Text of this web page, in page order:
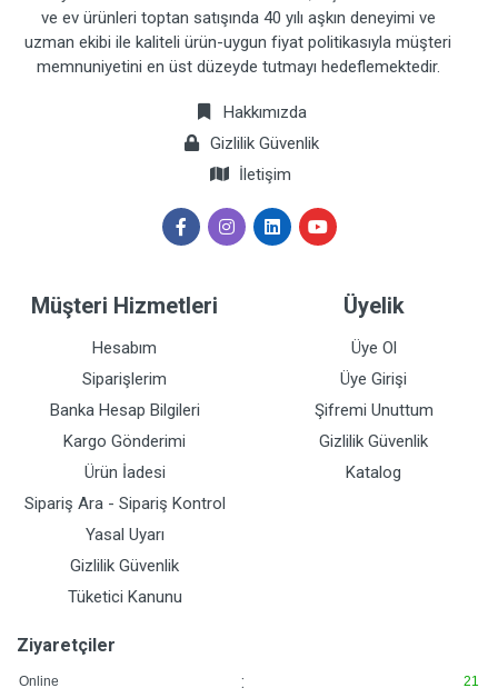
ve ev ürünleri toptan satışında 40 yılı aşkın deneyimi ve
uzman ekibi ile kaliteli ürün-uygun fiyat politikasıyla müşteri
memnuniyetini en üst düzeyde tutmayı hedeflemektedir.
Hakkımızda
Gizlilik Güvenlik
İletişim
Müşteri Hizmetleri
Hesabım
Siparişlerim
Banka Hesap Bilgileri
Kargo Gönderimi
Ürün İadesi
Sipariş Ara - Sipariş Kontrol
Yasal Uyarı
Gizlilik Güvenlik
Tüketici Kanunu
Üyelik
Üye Ol
Üye Girişi
Şifremi Unuttum
Gizlilik Güvenlik
Katalog
Ziyaretçiler
Online : 21